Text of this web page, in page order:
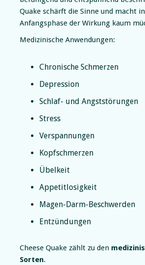
Quake schärft die Sinne und macht
Anfangsphase der Wirkung kaum
Medizinische Anwendungen:
Chronische Schmerzen
Depression
Schlaf- und Angststörungen
Stress
Verspannungen
Kopfschmerzen
Übelkeit
Appetitlosigkeit
Magen-Darm-Beschwerden
Entzündungen
Cheese Quake zählt zu den
Sorten.